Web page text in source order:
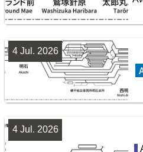
10
楽天市場 書泉 メロ
4 Jul. 2026
4 Jul. 2026